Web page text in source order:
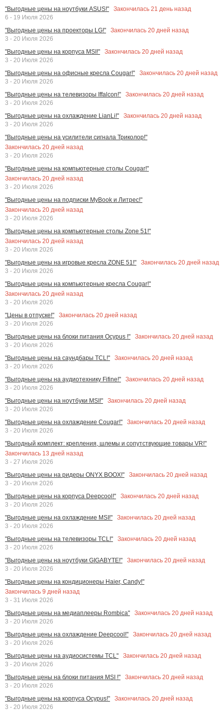
"Выгодные цены на ноутбуки ASUS!" Закончилась 21 день назад
6 - 19 Июля 2026
"Выгодные цены на проекторы LG!"
Закончилась 20 дней назад
3 - 20 Июля 2026
"Выгодные цены на корпуса MSI!"
Закончилась 20 дней назад
3 - 20 Июля 2026
"Выгодные цены на офисные кресла Cougar!"
Закончилась 20 дней назад
3 - 20 Июля 2026
"Выгодные цены на телевизоры Iffalcon!"
Закончилась 20 дней назад
3 - 20 Июля 2026
"Выгодные цены на охлаждение LianLi!"
Закончилась 20 дней назад
3 - 20 Июля 2026
"Выгодные цены на усилители сигнала Триколор!"
Закончилась 20 дней назад
3 - 20 Июля 2026
"Выгодные цены на компьютерные столы Cougar!"
Закончилась 20 дней назад
3 - 20 Июля 2026
"Выгодные цены на подписки MyBook и Литрес!"
Закончилась 20 дней назад
3 - 20 Июля 2026
"Выгодные цены на компьютерные столы Zone 51!"
Закончилась 20 дней назад
3 - 20 Июля 2026
"Выгодные цены на игровые кресла ZONE 51!"
Закончилась 20 дней назад
3 - 20 Июля 2026
"Выгодные цены на компьютерные кресла Cougar!"
Закончилась 20 дней назад
3 - 20 Июля 2026
"Цены в отпуске!"
Закончилась 20 дней назад
3 - 20 Июля 2026
"Выгодные цены на блоки питания Ocypus !"
Закончилась 20 дней назад
3 - 20 Июля 2026
"Выгодные цены на саундбары TCL!"
Закончилась 20 дней назад
3 - 20 Июля 2026
"Выгодные цены на аудиотехнику Fifine!"
Закончилась 20 дней назад
3 - 20 Июля 2026
"Выгодные цены на ноутбуки MSI!"
Закончилась 20 дней назад
3 - 20 Июля 2026
"Выгодные цены на охлаждение Cougar!"
Закончилась 20 дней назад
3 - 20 Июля 2026
"Выгодный комплект: крепления, шлемы и сопутствующие товары VR!"
Закончилась 13 дней назад
3 - 27 Июля 2026
"Выгодные цены на ридеры ONYX BOOX!"
Закончилась 20 дней назад
3 - 20 Июля 2026
"Выгодные цены на корпуса Deepcool!"
Закончилась 20 дней назад
3 - 20 Июля 2026
"Выгодные цены на охлаждение MSI!"
Закончилась 20 дней назад
3 - 20 Июля 2026
"Выгодные цены на телевизоры TCL!"
Закончилась 20 дней назад
3 - 20 Июля 2026
"Выгодные цены на ноутбуки GIGABYTE!"
Закончилась 20 дней назад
3 - 20 Июля 2026
"Выгодные цены на кондиционеры Haier, Candy!"
Закончилась 9 дней назад
3 - 31 Июля 2026
"Выгодные цены на медиаплееры Rombica"
Закончилась 20 дней назад
3 - 20 Июля 2026
"Выгодные цены на охлаждение Deepcool!"
Закончилась 20 дней назад
3 - 20 Июля 2026
"Выгодные цены на аудиосистемы TCL"
Закончилась 20 дней назад
3 - 20 Июля 2026
"Выгодные цены на блоки питания MSI !"
Закончилась 20 дней назад
3 - 20 Июля 2026
"Выгодные цены на корпуса Ocypus!"
Закончилась 20 дней назад
3 - 20 Июля 2026